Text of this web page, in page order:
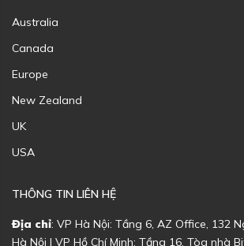
Australia
Canada
Europe
New Zealand
UK
USA
THÔNG TIN LIÊN HỆ
Địa chỉ: VP Hà Nội: Tầng 6, AZ Office, 132
Hà Nội | VP Hồ Chí Minh: Tầng 16, Tòa nhà